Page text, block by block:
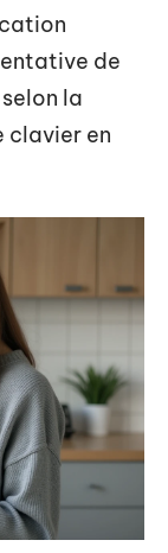
de
la
clavier en